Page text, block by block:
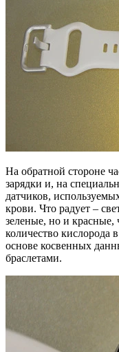
На обратной стороне
зарядки и, на
датчиков,
крови. Что радует –
зеленые, но и красные,
количество кислорода
основе косвенных
браслетами.